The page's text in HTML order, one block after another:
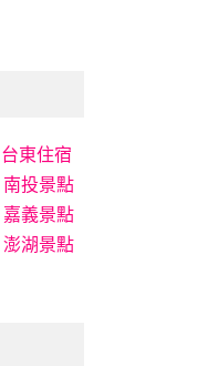
台東住宿
南投景點
嘉義景點
澎湖景點